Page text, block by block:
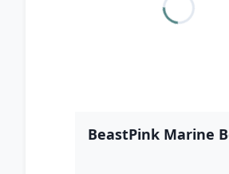
BeastPink Marine